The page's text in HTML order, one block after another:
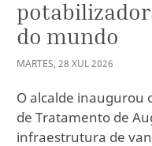
do mundo
MARTES, 28 XUL2026
O alcalde inaugurou
de Tratamento de
infraestrutura de